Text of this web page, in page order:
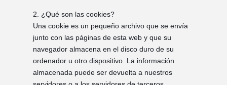
2. ¿Qué son las cookies?
Una cookie es un pequeño archivo que se envía
junto con las páginas de esta web y que su
navegador almacena en el disco duro de su
ordenador u otro dispositivo. La información
almacenada puede ser devuelta a nuestros